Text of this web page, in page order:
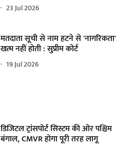
23 Jul 2026
मतदाता सूची से नाम हटने से 'नागरिकता'
खत्म नहीं होती : सुप्रीम कोर्ट
19 Jul 2026
डिजिटल ट्रांसपोर्ट सिस्टम की ओर पश्चिम
बंगाल, CMVR होगा पूरी तरह लागू